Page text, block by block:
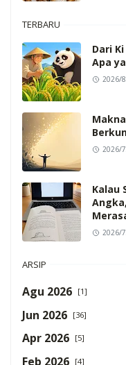
TERBARU
Dari
Apa
2026/
2026/
Kalau
2026/
ARSIP
Agu 2026 [1]
Jun 2026 [36]
Apr 2026 [5]
Feb 2026 [4]